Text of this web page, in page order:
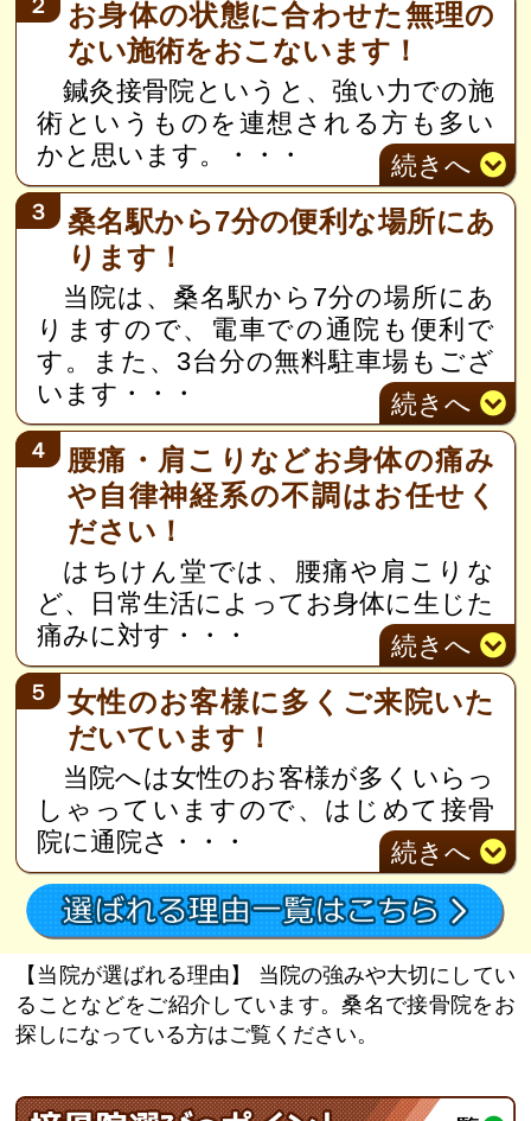
２
お身体の状態に合わせた無理の
ない施術をおこないます！
鍼灸接骨院というと、強い力での施
術というものを連想される方も多い
かと思います。
・・・ 続き へ
３
桑名駅から7分の便利な場所にあ
ります！
当院は、桑名駅から7分の場所にあ
りますので、電車での通院も便利で
す。また、3台分の無料駐車場もござ
います・・・
続き へ
４
腰痛・肩こりなどお身体の痛み
や自律神経系の不調はお任せく
ださい！
はちけん堂では、腰痛や肩こりな
ど、日常生活によってお身体に生じた
痛みに対す ・・・ 続き へ
５
女性のお客様に多くご来院いた
だいています！
当院へは女性のお客様が多くいらっ
しゃっていますので、はじめて接骨
院に通院さ ・・・ 続き へ
【当院が選ばれる理由】
当院の強みや大切にしてい
ることなどをご紹介しています。桑名で接骨院をお
探しになっている方はご覧ください。